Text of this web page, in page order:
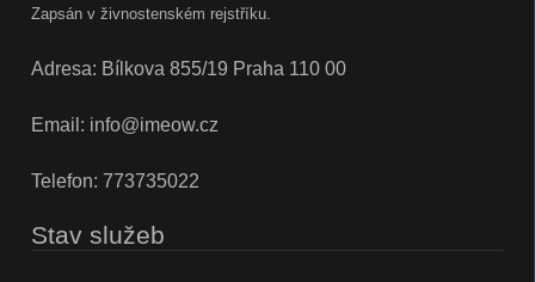
Zapsán v živnostenském rejstříku.
Adresa: Bílkova 855/19 Praha 110 00
Email: info@imeow.cz
Telefon: 773735022
Stav služeb